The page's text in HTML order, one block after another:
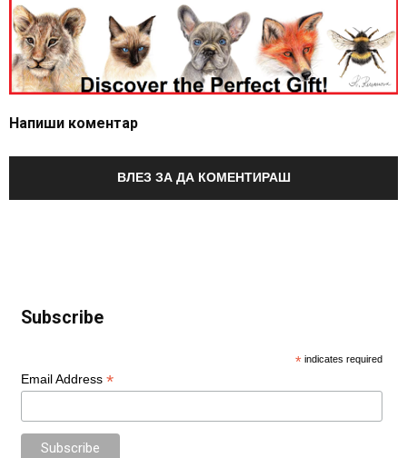
Напиши коментар
ВЛЕЗ ЗА ДА КОМЕНТИРАШ
Subscribe
* indicates required
Email Address *